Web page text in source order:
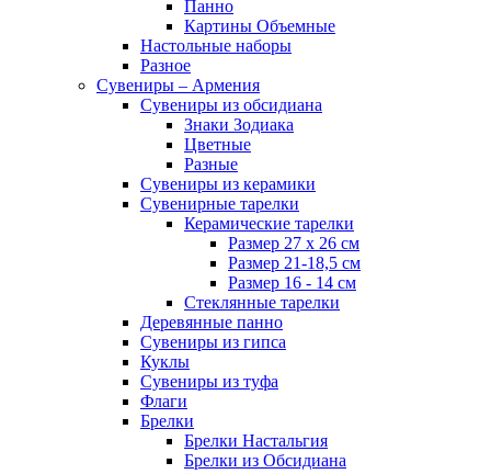
Панно
Картины Объемные
Настольные наборы
Разное
Сувениры – Армения
Сувениры из обсидиана
Знаки Зодиака
Цветные
Разные
Сувениры из керамики
Сувенирные тарелки
Керамические тарелки
Размер 27 х 26 см
Размер 21-18,5 см
Размер 16 - 14 см
Стеклянные тарелки
Деревянные панно
Сувениры из гипса
Куклы
Сувениры из туфа
Флаги
Брелки
Брелки Настальгия
Брелки из Обсидиана